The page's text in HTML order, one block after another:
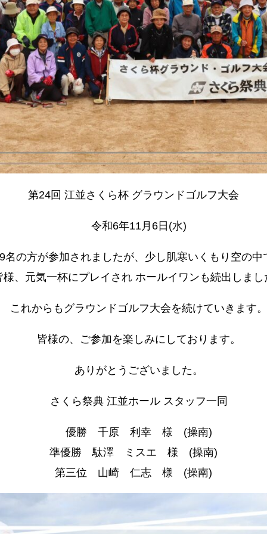
第24回 江並さくら杯 グラウンドゴルフ大会
令和6年11月6日(水)
の方が参加されましたが、少し肌寒いくもり空の中
、元気一杯にプレイされ ホールイワンも続出しまし
これからもグラウンドゴルフ大会を続けていきます。
皆様の、ご参加を楽しみにしております。
ありがとうございました。
さくら祭典 江並ホール スタッフ一同
優勝 千原 利幸 様 (操南)
準優勝 駄澤 ミスエ 様 (操南)
第三位 山崎 仁志 様 (操南)